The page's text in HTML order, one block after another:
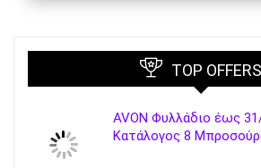
TOP OFFERS
AVON Φυλλάδιο έως
Κατάλογος 8